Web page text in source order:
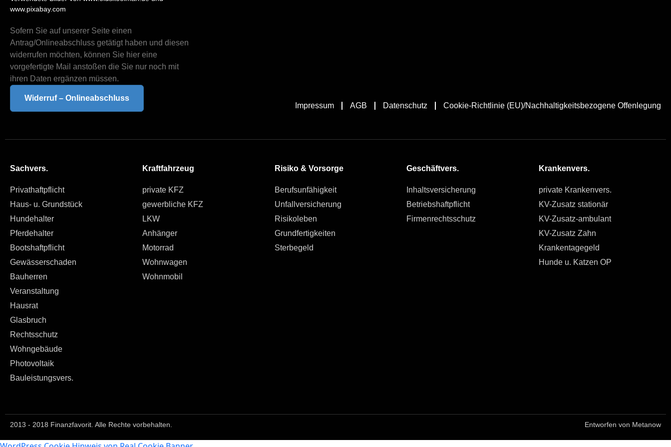
www.pixabay.com
Sofern Sie auf unserer Seite einen
Antrag/Onlineabschluss getätigt haben und diesen
widerrufen möchten, können Sie hier eine
vorgefertigte Mail anstoßen die Sie nur noch mit
ihren Daten ergänzen müssen.
Widerruf – Onlineabschluss
Impressum
AGB Datenschutz Cookie-Richtlinie (EU)/Nachhaltigkeitsbezogene Offenlegung
Sachvers.
Privathaftpflicht
Haus- u. Grundstück
Hundehalter
Pferdehalter
Bootshaftpflicht
Gewässerschaden
Bauherren
Veranstaltung
Hausrat
Glasbruch
Rechtsschutz
Wohngebäude
Photovoltaik
Bauleistungsvers.
Kraftfahrzeug
private KFZ
gewerbliche KFZ
LKW
Anhänger
Motorrad
Wohnwagen
Wohnmobil
Risiko & Vorsorge
Berufsunfähigkeit
Unfallversicherung
Risikoleben
Grundfertigkeiten
Sterbegeld
Geschäftvers.
Inhaltsversicherung
Betriebshaftpflicht
Firmenrechtsschutz
Krankenvers.
private Krankenvers.
KV-Zusatz stationär
KV-Zusatz-ambulant
KV-Zusatz Zahn
Krankentagegeld
Hunde u. Katzen OP
2013 - 2018 Finanzfavorit. Alle Rechte vorbehalten. Entworfen von Metanow